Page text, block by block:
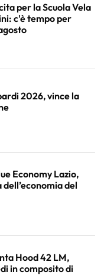
per la Scuola Vela
c'è tempo per
2026, vince la
Economy Lazio,
del
Hood 42 LM,
in composito di